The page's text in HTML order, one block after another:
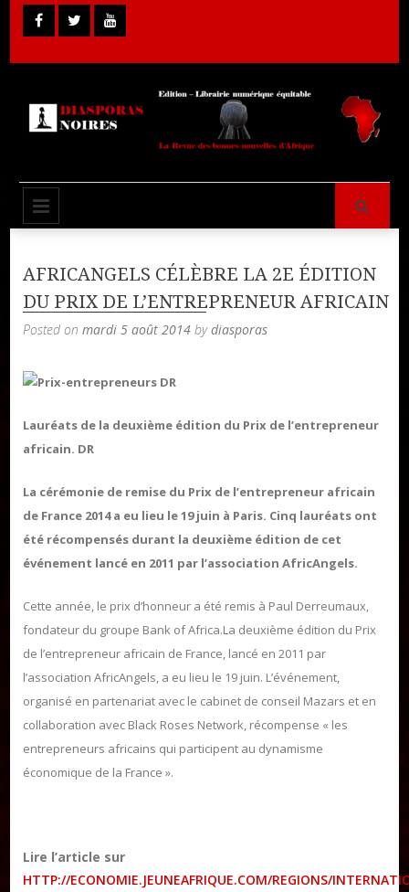
Skip
to
Diasporas
Publier un livre
Charte
Formation en Édition Numérique
Les ateliers d’écriture littéraire
Mame Hulo
AUTEURS
Publier un article
DON
AFRICANGELS CÉLÈBRE LA 2E ÉDITION
DU PRIX DE L’ENTREPRENEUR AFRICAIN
Posted onmardi 5 août 2014 bydiasporas
Lauréats de la deuxième édition du Prix de l’entrepreneur
africain. DR
La cérémonie de remise du Prix de l’entrepreneur africain
de France 2014 a eu lieu le 19 juin à Paris. Cinq lauréats ont
été récompensés durant la deuxième édition de cet
événement lancé en 2011 par l’association AfricAngels.
Cette année, le prix d’honneur a été remis à Paul Derreumaux,
fondateur du groupe Bank of Africa.La deuxième édition du Prix
de l’entrepreneur africain de France, lancé en 2011 par
l’association AfricAngels, a eu lieu le 19 juin. L’événement,
organisé en partenariat avec le cabinet de conseil Mazars et en
collaboration avec Black Roses Network, récompense « les
entrepreneurs africains qui participent au dynamisme
économique de la France ».
Lire l’article sur
HTTP://ECONOMIE.JEUNEAFRIQUE.COM/REGIONS/